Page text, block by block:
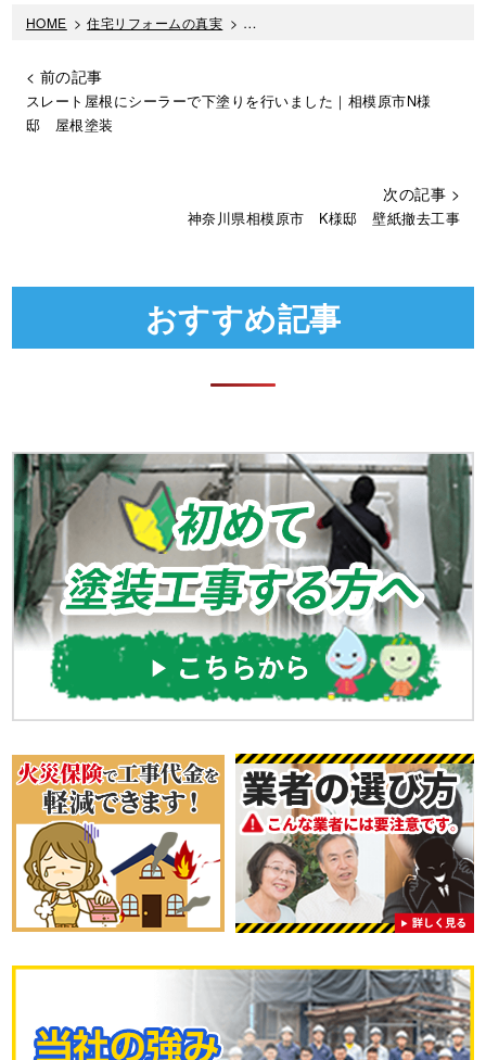
HOME >住宅リフォームの真実 > 外壁に風合いを残したいならクリヤー
< 前の記事
スレート屋根にシーラーで下塗りを行いました｜相模原市N様
邸 屋根塗装
次の記事 >
神奈川県相模原市 K様邸 壁紙撤去工事
おすすめ記事